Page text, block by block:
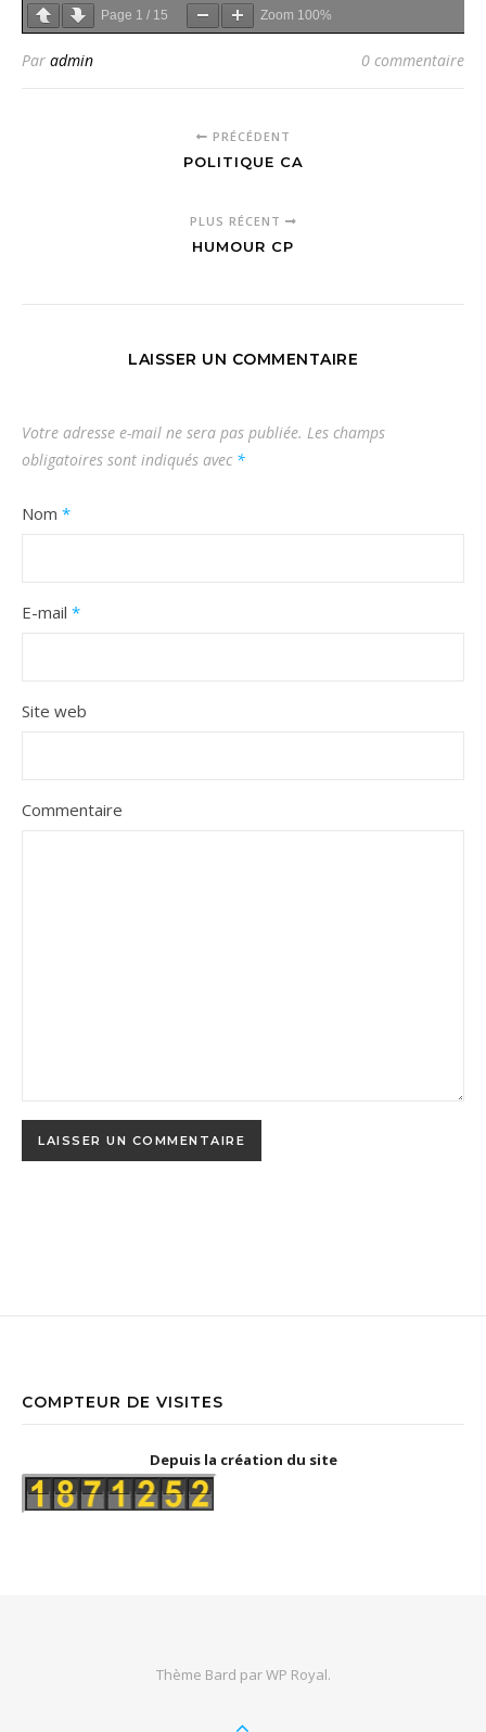
Page 1 / 15 Zoom 100%
Par admin 0 commentaire
PRÉCÉDENT
POLITIQUE CA
PLUS RÉCENT
HUMOUR CP
LAISSER UN COMMENTAIRE
Votre adresse e-mail ne sera pas publiée. Les champs
obligatoires sont indiqués avec *
Nom *
E-mail *
Site web
Commentaire
COMPTEUR DE VISITES
Depuis la création du site
Thème Bard parWP Royal.